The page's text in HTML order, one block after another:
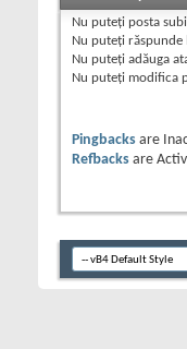
Nu puteţi posta
Nu puteţi răspunde
Nu puteţi adăuga
Nu puteţi modifica
Pingbacks are
Refbacks are Activ